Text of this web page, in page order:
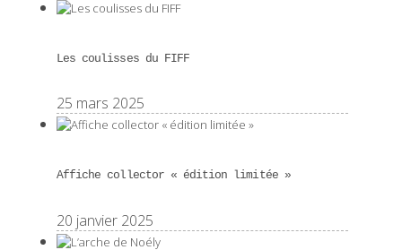
Les coulisses du FIFF
25 mars 2025
Affiche collector « édition limitée »
20 janvier 2025